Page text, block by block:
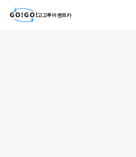
고고투어 렌트카